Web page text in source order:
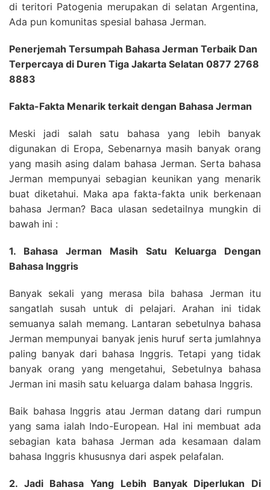
di teritori Patogenia merupakan di selatan Argentina,
Ada pun komunitas spesial bahasa Jerman.
Penerjemah Tersumpah Bahasa Jerman Terbaik Dan
Terpercaya di Duren Tiga Jakarta Selatan 0877 2768
8883
Fakta-Fakta Menarik terkait dengan Bahasa Jerman
Meski jadi salah satu bahasa yang lebih banyak
digunakan di Eropa, Sebenarnya masih banyak orang
yang masih asing dalam bahasa Jerman. Serta bahasa
Jerman mempunyai sebagian keunikan yang menarik
buat diketahui. Maka apa fakta-fakta unik berkenaan
bahasa Jerman? Baca ulasan sedetailnya mungkin di
bawah ini :
1. Bahasa Jerman Masih Satu Keluarga Dengan
Bahasa Inggris
Banyak sekali yang merasa bila bahasa Jerman itu
sangatlah susah untuk di pelajari. Arahan ini tidak
semuanya salah memang. Lantaran sebetulnya bahasa
Jerman mempunyai banyak jenis huruf serta jumlahnya
paling banyak dari bahasa Inggris. Tetapi yang tidak
banyak orang yang mengetahui, Sebetulnya bahasa
Jerman ini masih satu keluarga dalam bahasa Inggris.
Baik bahasa Inggris atau Jerman datang dari rumpun
yang sama ialah Indo-European. Hal ini membuat ada
sebagian kata bahasa Jerman ada kesamaan dalam
bahasa Inggris khususnya dari aspek pelafalan.
2. Jadi Bahasa Yang Lebih Banyak Diperlukan Di